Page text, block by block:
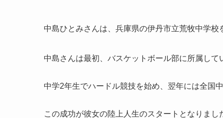
中島ひとみさんは、兵庫県の伊丹市立荒牧中学校
中島さんは最初、バスケットボール部に所属し
中学2年生でハードル競技を始め、翌年には全国
この成功が彼女の陸上人生のスタートとなりまし